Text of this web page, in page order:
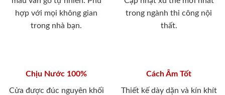
hợp với mọi không gian
trong nhà bạn.
trong ngành thi công nội
thất.
Chịu Nước 100%
Cửa được đúc nguyên khối
Cách Âm Tốt
Thiết kế dày dặn và kín khít